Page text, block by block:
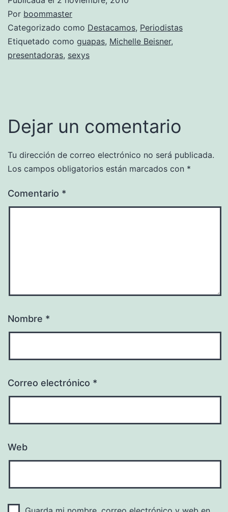
Por boommaster
Categorizado como Destacamos, Periodistas
Etiquetado como guapas, Michelle Beisner,
presentadoras, sexys
Dejar un comentario
Tu dirección de correo electrónico no será publicada.
Los campos obligatorios están marcados con *
Comentario *
Nombre *
Correo electrónico *
Web